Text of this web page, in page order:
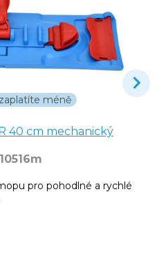
méně
40 cm mechanický
pro pohodlné a rychlé